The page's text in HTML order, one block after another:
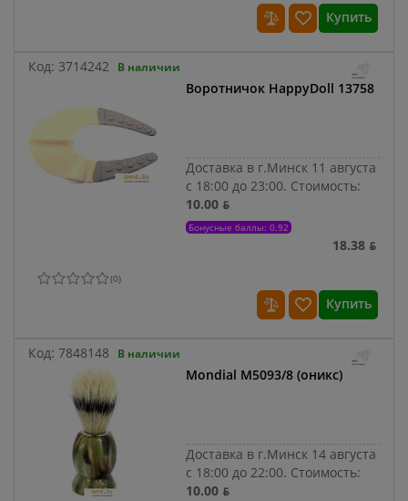
Купить
Код: 3714242 В наличии
Воротничок HappyDoll 13758
Доставка в г.Минск 11 августа
с 18:00 до 23:00. Стоимость:
10.00 ƃ
Бонусные баллы: 0.92
18.38 ƃ
(0)
Купить
Код: 7848148 В наличии
Mondial M5093/8 (оникс)
Доставка в г.Минск 14 августа
с 18:00 до 22:00. Стоимость:
10.00 ƃ